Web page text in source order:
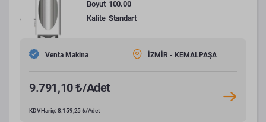
Boyut 100.00
Kalite Standart
Venta Makina İZMİR - KEMALPAŞA
9.791,10 ₺/Adet
KDV Hariç: 8.159,25 ₺/Adet